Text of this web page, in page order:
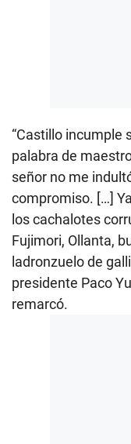
“Castillo incumple
palabra de
señor no me
compromiso. […]
los cachalotes
Fujimori, Ollanta,
ladronzuelo de
presidente Paco
remarcó.